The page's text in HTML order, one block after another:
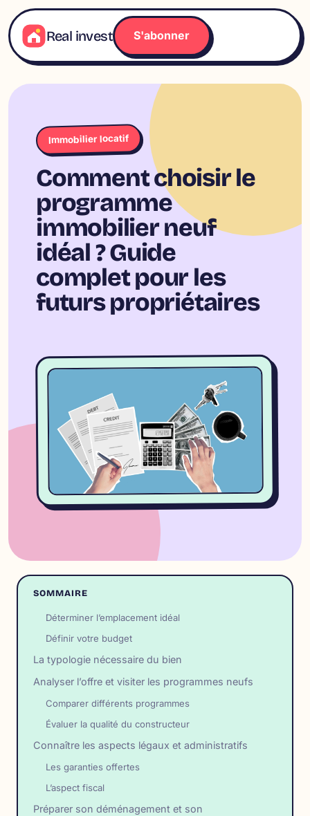
Aller
au
contenu
Real invest S'abonner
Immobilier locatif
Comment choisir le
programme
immobilier neuf
idéal ? Guide
complet pour les
futurs propriétaires
SOMMAIRE
Déterminer l’emplacement idéal
Définir votre budget
La typologie nécessaire du bien
Analyser l’offre et visiter les programmes neufs
Comparer différents programmes
Évaluer la qualité du constructeur
Connaître les aspects légaux et administratifs
Les garanties offertes
L’aspect fiscal
Préparer son déménagement et son